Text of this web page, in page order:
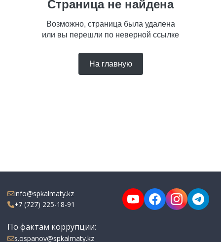
Страница не найдена
Возможно, страница была удалена
или вы перешли по неверной ссылке
На главную
info@spkalmaty.kz
+7 (727) 225-18-91
По фактам коррупции:
s.ospanov@spkalmaty.kz